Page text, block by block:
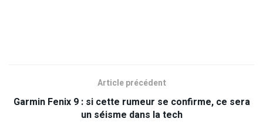
Article précédent
Garmin Fenix 9 : si cette rumeur se confirme, ce sera
un séisme dans la tech